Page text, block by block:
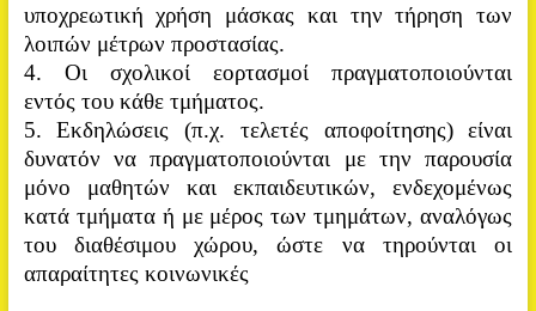
υποχρεωτική χρήση μάσκας και την τήρηση των
λοιπών μέτρων προστασίας.
4. Οι σχολικοί εορτασμοί πραγματοποιούνται
εντός του κάθε τμήματος.
5. Εκδηλώσεις (π.χ. τελετές αποφοίτησης) είναι
δυνατόν να πραγματοποιούνται με την παρουσία
μόνο μαθητών και εκπαιδευτικών, ενδεχομένως
κατά τμήματα ή με μέρος των τμημάτων, αναλόγως
του διαθέσιμου χώρου, ώστε να τηρούνται οι
απαραίτητες κοινωνικές